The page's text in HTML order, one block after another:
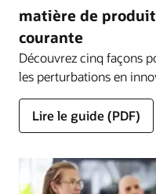
matière de
courante
Découvrez cinq façons
les perturbations en
Lire le guide (PDF)